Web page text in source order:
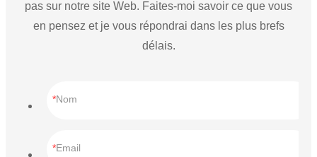
pas sur notre site Web. Faites-moi savoir ce que vous
en pensez et je vous répondrai dans les plus brefs
délais.
Nom
Email